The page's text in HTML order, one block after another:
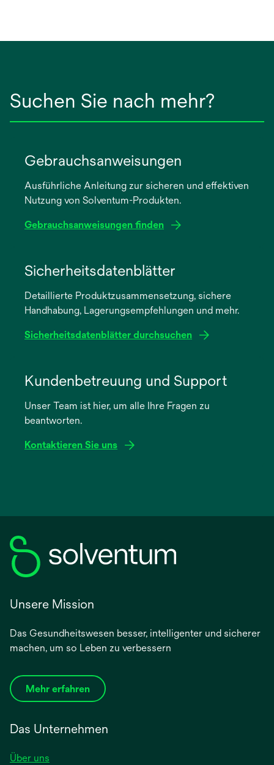
Suchen Sie nach mehr?
Gebrauchsanweisungen
Ausführliche Anleitung zur sicheren und effektiven
Nutzung von Solventum-Produkten.
Gebrauchsanweisungen finden
neuen
Registerkarte
Sicherheitsdatenblätter
Detaillierte Produktzusammensetzung, sichere
Handhabung, Lagerungsempfehlungen und mehr.
Sicherheitsdatenblätter durchsuchen
neuen
Registerkarte
Kundenbetreuung und Support
Unser Team ist hier, um alle Ihre Fragen zu
beantworten.
Kontaktieren Sie uns
Unsere Mission
Das Gesundheitswesen besser, intelligenter und sicherer
machen, um so Leben zu verbessern
Mehr erfahren
Das Unternehmen
Über uns